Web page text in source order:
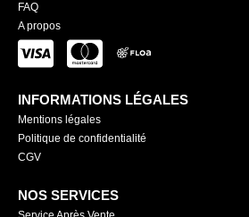
FAQ
A propos
INFORMATIONS LÉGALES
Mentions légales
Politique de confidentialité
CGV
NOS SERVICES